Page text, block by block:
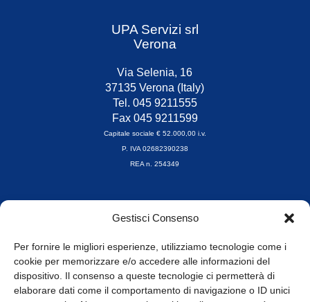
Gestisci Consenso
Per fornire le migliori esperienze, utilizziamo tecnologie come i
cookie per memorizzare e/o accedere alle informazioni del
dispositivo. Il consenso a queste tecnologie ci permetterà di
elaborare dati come il comportamento di navigazione o ID unici
UPA Servizi srl
Verona
Via Selenia, 16
37135 Verona (Italy)
Tel. 045 9211555
Fax 045 9211599
Capitale sociale € 52.000,00 i.v.
P. IVA 02682390238
REA n. 254349
Orari di apertura
8.30-13.00 / 14.00-17.30
Whistleblowing